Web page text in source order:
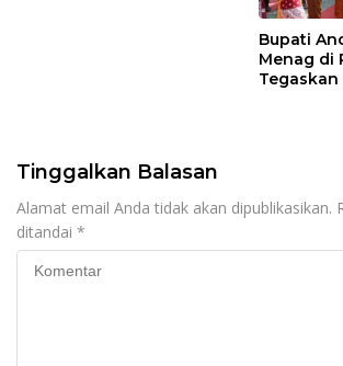
Bupati
Menag di
Tinggalkan Balasan
Alamat email Anda tidak akan dipublikasikan.
ditandai *